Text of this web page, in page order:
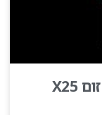
מצלמת אבטחה PTZ ממונעת עם זום X25